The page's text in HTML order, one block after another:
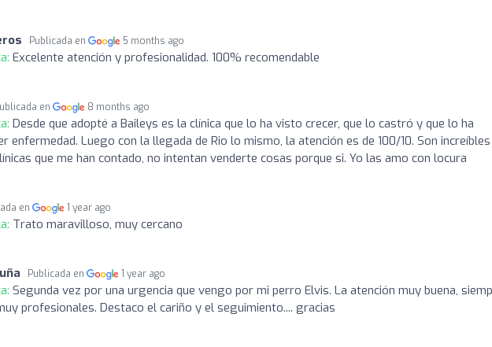
Publicada en 5 months ago
Excelente atención y profesionalidad. 100% recomendable
en 8 months ago
Desde que adopté a Baileys es la clínica que lo ha visto crecer, que lo castró y que lo ha
enfermedad. Luego con la llegada de Rio lo mismo, la atención es de 100/10. Son
que me han contado, no intentan venderte cosas porque si. Yo las amo con locura
en 1 year ago
Trato maravilloso, muy cercano
Publicada en 1 year ago
Segunda vez por una urgencia que vengo por mi perro Elvis. La atención muy buena,
profesionales. Destaco el cariño y el seguimiento.... gracias